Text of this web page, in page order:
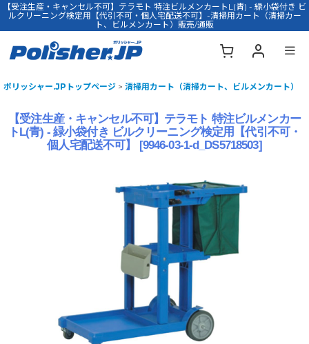
【受注生産・キャンセル不可】テラモト 特注ビルメンカートL(青) - 緑小袋付き ビ
ルクリーニング検定用【代引不可・個人宅配送不可】-清掃用カート（清掃カー
ト、ビルメンカート）販売/通販
ポリッシャー.JPトップページ > 清掃用カート（清掃カート、ビルメンカート）
【受注生産・キャンセル不可】テラモト 特注ビルメンカー
トL(青) - 緑小袋付き ビルクリーニング検定用【代引不可・
個人宅配送不可】
[9946-03-1-d_DS5718503]